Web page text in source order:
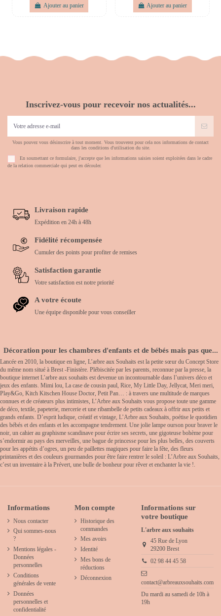
Ajouter au panier Ajouter au panier
Inscrivez-vous pour recevoir nos actualités...
Vous pouvez vous désinscrire à tout moment. Vous trouverez pour cela nos informations de contact
dans les conditions d'utilisation du site.
En soumettant ce formulaire, j'accepte que les informations saisies soient exploitées dans le cadre
de la relation commerciale qui peut en découler.
Livraison rapide
Expédition en 24h à 48h
Fidélité récompensée
Cumuler des points pour profiter de remises
Satisfaction garantie
Votre satisfaction est notre priorité
A votre écoute
Une équipe disponible pour vous conseiller
Décoration pour les chambres d'enfants et de bébés mais pas que...
Lancée en 2010, la boutique en ligne, L’arbre aux Souhaits est la petite sœur du Concept Store
du même nom situé à Brest -Finistère. Plébiscitée par les parents, reconnue par la presse, la
boutique internet L’arbre aux souhaits est devenue un incontournable dans l’univers déco et
jeux des enfants. Mimi lou, La case de cousin paul, Rice, My Little Day, Jellycat, Meri meri,
Play&Go, Kitch Kitschen House Doctor, Petit Pan… : à travers une multitude de marques
connues et de créateurs plus intimistes, L’Arbre aux Souhaits vous propose toute une gamme
de déco, textile, papeterie, mercerie et une ribambelle de petits cadeaux à offrir aux petits et
grands enfants. D’esprit ludique, créatif et vintage, L’Arbre aux Souhaits, poétise le quotidien
des bébés et des enfants et les accompagne tendrement. Une jolie lampe ourson pour braver le
noir, un cahier au graphisme scandinave pour écrire ses secrets, une gigoteuse bohème pour
s’endormir au pays des merveilles, une bague de princesse pour les plus belles, des couverts
pour les appétits d’ogres, un peu de paillettes magiques pour faire la fête, des fleurs
printanières et des couleurs gourmandes pour être faire rentrer le soleil : L’Arbre aux Souhaits,
c’est un inventaire à la Prévert, une bulle de bonheur pour rêver et enchanter la vie !.
Informations
Nous contacter
Qui sommes-nous
?
Mentions légales -
Données
personnelles
Conditions
générales de vente
Données
personnelles et
confidentialité
Mon compte
Historique des
commandes
Mes avoirs
Identité
Mes bons de
réductions
Déconnexion
Informations sur
votre boutique
L'arbre aux souhaits
45 Rue de Lyon
29200 Brest
02 98 44 45 58
contact@arbreauxsouhaits.com
Du mardi au samedi de 10h à
19h